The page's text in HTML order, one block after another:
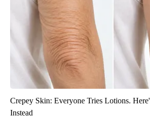
Crepey Skin: Everyone Tries Lotions.
Instead